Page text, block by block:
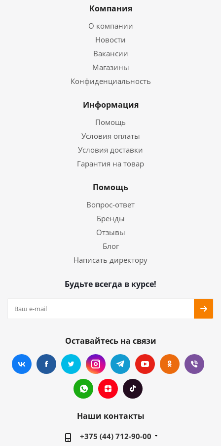
Компания
О компании
Новости
Вакансии
Магазины
Конфиденциальность
Информация
Помощь
Условия оплаты
Условия доставки
Гарантия на товар
Помощь
Вопрос-ответ
Бренды
Отзывы
Блог
Написать директору
Будьте всегда в курсе!
Оставайтесь на связи
Наши контакты
+375 (44) 712-90-00